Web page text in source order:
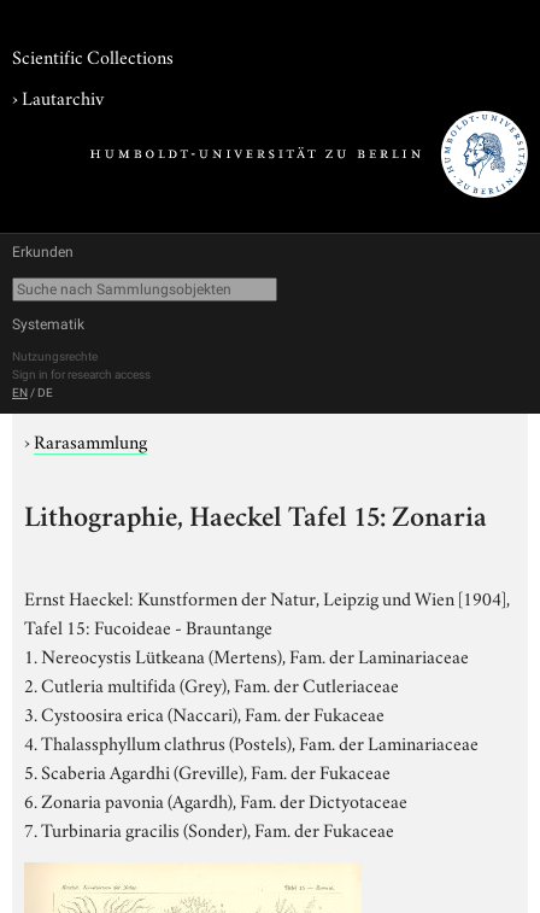
Scientific Collections
›Lautarchiv
Erkunden
Systematik
Nutzungsrechte
Sign in for research access
EN / DE
›Rarasammlung
Lithographie, Haeckel Tafel 15: Zonaria
Ernst Haeckel: Kunstformen der Natur, Leipzig und Wien [1904],
Tafel 15: Fucoideae - Brauntange
1. Nereocystis Lütkeana (Mertens), Fam. der Laminariaceae
2. Cutleria multifida (Grey), Fam. der Cutleriaceae
3. Cystoosira erica (Naccari), Fam. der Fukaceae
4. Thalassphyllum clathrus (Postels), Fam. der Laminariaceae
5. Scaberia Agardhi (Greville), Fam. der Fukaceae
6. Zonaria pavonia (Agardh), Fam. der Dictyotaceae
7. Turbinaria gracilis (Sonder), Fam. der Fukaceae